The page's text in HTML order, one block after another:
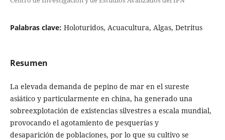
Palabras clave: Holoturidos, Acuacultura, Algas, Detritus
Resumen
La elevada demanda de pepino de mar en el sureste
asiático y particularmente en china, ha generado una
sobreexplotación de existencias silvestres a escala mundial,
provocando el agotamiento de pesquerías y
desaparición de poblaciones, por lo que su cultivo se